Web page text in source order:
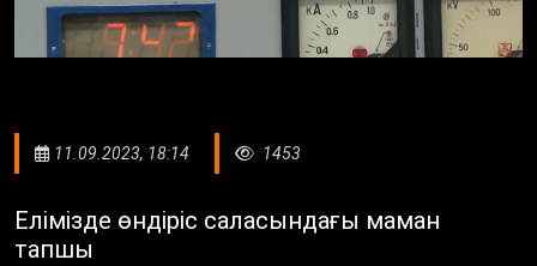
11.09.2023, 18:14 1453
Елімізде өндіріс саласындағы маман
тапшы